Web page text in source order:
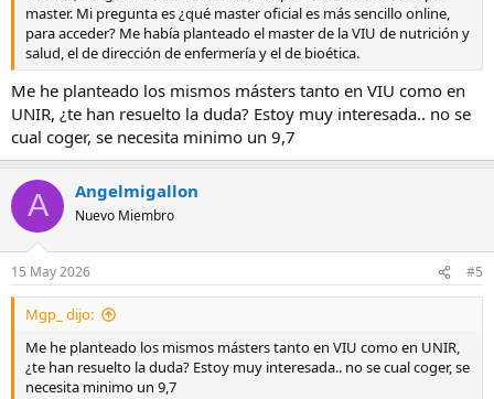
master. Mi pregunta es ¿qué master oficial es más sencillo online,
para acceder? Me había planteado el master de la VIU de nutrición y
salud, el de dirección de enfermería y el de bioética.
Me he planteado los mismos másters tanto en VIU como en
UNIR, ¿te han resuelto la duda? Estoy muy interesada.. no se
cual coger, se necesita minimo un 9,7
A Angelmigallon
Nuevo Miembro
15 May 2026 #5
Mgp_ dijo:
Me he planteado los mismos másters tanto en VIU como en UNIR,
¿te han resuelto la duda? Estoy muy interesada.. no se cual coger, se
necesita minimo un 9,7